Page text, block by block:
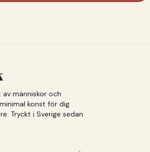
människor och
konst för dig
Tryckt i Sverige sedan